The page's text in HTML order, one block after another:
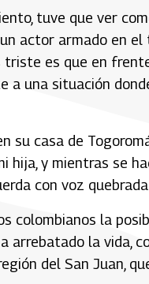
tuve que ver
actor armado en
es que en
a una situación
su casa de
y mientras se
con voz quebrada.
colombianos la
arrebatado la vida,
del San Juan,